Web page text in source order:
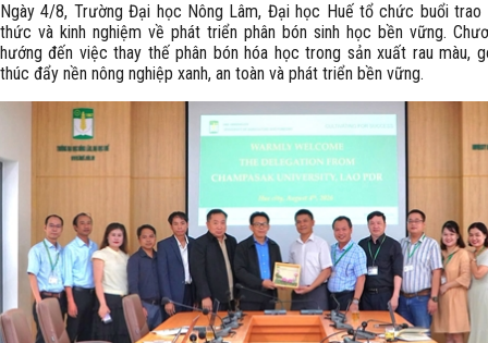
Ngày 4/8, Trường Đại học Nông Lâm, Đại học Huế tổ chức buổi trao
thức và kinh nghiệm về phát triển phân bón sinh học bền vững.
hướng đến việc thay thế phân bón hóa học trong sản xuất rau màu,
thúc đẩy nền nông nghiệp xanh, an toàn và phát triển bền vững.